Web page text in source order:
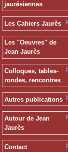
jaurésiennes
Les Cahiers Jaurès
Les "Oeuvres" de
Jean Jaurès
Colloques, tables-
rondes, rencontres
Autres publications
Autour de Jean
Jaurès
Contact